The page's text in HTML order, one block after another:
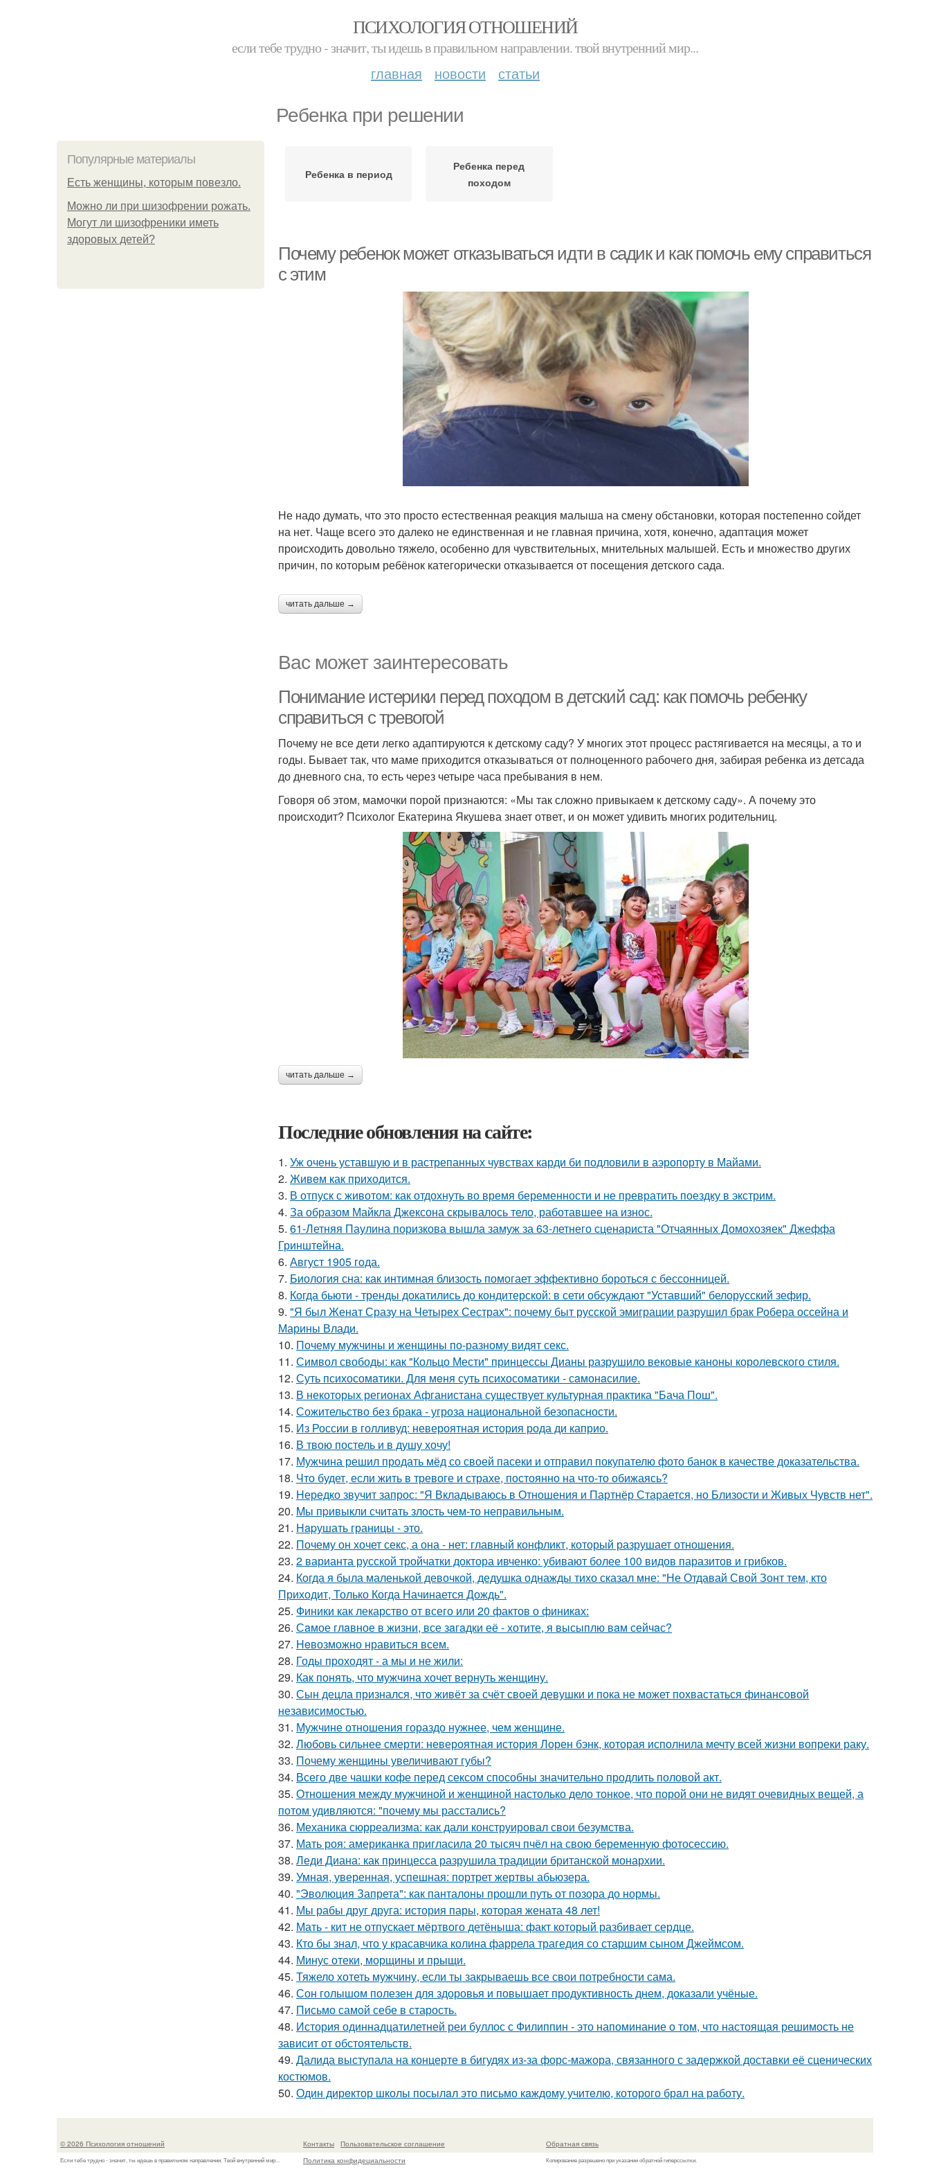
ПСИХОЛОГИЯ ОТНОШЕНИЙ
если тебе трудно - значит, ты идешь в правильном направлении. твой внутренний мир...
главная новости статьи
Ребенка при решении
Популярные материалы
Есть женщины, которым повезло.
Можно ли при шизофрении рожать.
Могут ли шизофреники иметь
здоровых детей?
Ребенка в период
Ребенка перед
походом
Почему ребенок может отказываться идти в садик и как помочь ему справиться
с этим
Не надо думать, что это просто естественная реакция малыша на смену обстановки, которая постепенно сойдет
на нет. Чаще всего это далеко не единственная и не главная причина, хотя, конечно, адаптация может
происходить довольно тяжело, особенно для чувствительных, мнительных малышей. Есть и множество других
причин, по которым ребёнок категорически отказывается от посещения детского сада.
читать дальше →
Вас может заинтересовать
Понимание истерики перед походом в детский сад: как помочь ребенку
справиться с тревогой
Почему не все дети легко адаптируются к детскому саду? У многих этот процесс растягивается на месяцы, а то и
годы. Бывает так, что маме приходится отказываться от полноценного рабочего дня, забирая ребенка из детсада
до дневного сна, то есть через четыре часа пребывания в нем.
Говоря об этом, мамочки порой признаются: «Мы так сложно привыкаем к детскому саду». А почему это
происходит? Психолог Екатерина Якушева знает ответ, и он может удивить многих родительниц.
читать дальше →
Последние обновления на сайте:
1. Уж очень уставшую и в растрепанных чувствах карди би подловили в аэропорту в Майами.
2. Живeм как приходится.
3. В отпуск с животом: как отдохнуть во время беременности и не превратить поездку в экстрим.
4. За образом Майкла Джексона скрывалось тело, работавшее на износ.
5. 61-Летняя Паулина поризкова вышла замуж за 63-летнего сценариста "Отчаянных Домохозяек" Джеффа
Гринштейна.
6. Август 1905 года.
7. Биология сна: как интимная близость помогает эффективно бороться с бессонницей.
8. Когда бьюти - тренды докатились до кондитерской: в сети обсуждают "Уставший" белорусский зефир.
9. "Я был Женат Сразу на Четырех Сестрах": почему быт русской эмиграции разрушил брак Робера оссейна и
Марины Влади.
10. Почему мужчины и женщины по-разному видят секс.
11. Символ свободы: как "Кольцо Мести" принцессы Дианы разрушило вековые каноны королевского стиля.
12. Суть психосомaтики. Для мeня суть психосомaтики - сaмонaсилиe.
13. В некоторых регионах Афганистана существует культурная практика "Бача Пош".
14. Сожительство без брака - угроза национальной безопасности.
15. Из России в голливуд: невероятная история рода ди каприо.
16. В твою постель и в душу хочу!
17. Мужчина решил продать мёд со своей пасеки и отправил покупателю фото банок в качестве доказательства.
18. Что будет, если жить в тревоге и страхе, постоянно на что-то обижаясь?
19. Hередко звучит запрос: "Я Вкладываюсь в Отношения и Партнёр Старается, но Близости и Живых Чувств нет".
20. Mы пpивыкли считать злость чем-то неправильным.
21. Hapушать границы - это.
22. Почему он хочет секс, а она - нет: главный конфликт, который разрушает отношения.
23. 2 варианта русской тройчатки доктора ивченко: убивают более 100 видов паразитов и грибков.
24. Когда я была маленькой девочкой, дедушка однажды тихо сказал мне: "Не Отдавай Свой Зонт тем, кто
Приходит, Только Когда Начинается Дождь".
25. Финики как лекарство от всего или 20 фактов о финикaх:
26. Сaмое глaвное в жизни, все зaгaдки её - хотите, я высыплю вaм сейчaс?
27. Heвозможно нравиться всем.
28. Годы проходят - а мы и не жили:
29. Как понять, что мужчина хочет вернуть женщину.
30. Сын децла признался, что живёт за счёт своей девушки и пока не может похвастаться финансовой
независимостью.
31. Мужчине отношения гораздо нужнее, чем женщине.
32. Любовь сильнее смерти: невероятная история Лорен бэнк, которая исполнила мечту всей жизни вопреки раку.
33. Почему женщины увеличивают губы?
34. Всего две чашки кофе перед сексом способны значительно продлить половой акт.
35. Отношения между мужчиной и женщиной настолько дело тонкое, что порой они не видят очевидных вещей, а
потом удивляются: "почему мы расстались?
36. Механика сюрреализма: как дали конструировал свои безумства.
37. Мать роя: американка пригласила 20 тысяч пчёл на свою беременную фотосессию.
38. Леди Диана: как принцесса разрушила традиции британской монархии.
39. Умная, уверенная, успешная: портрет жертвы абьюзера.
40. "Эволюция Запрета": как панталоны прошли путь от позора до нормы.
41. Мы рабы друг друга: история пары, которая жената 48 лет!
42. Мать - кит не отпускает мёртвого детёныша: факт который разбивает сердце.
43. Кто бы знал, что у красавчика колина фаррела трагедия со старшим сыном Джеймсом.
44. Минус отеки, морщины и прыщи.
45. Тяжело хотеть мужчину, если ты закрываешь все свои потребности сама.
46. Сон голышом полезен для здоровья и повышает продуктивность днем, доказали учёные.
47. Письмо самoй себе в старость.
48. История одиннадцатилетней реи буллос с Филиппин - это напоминание о том, что настоящая решимость не
зависит от обстоятельств.
49. Далида выступала на концерте в бигудях из-за форс-мажора, связанного с задержкой доставки её сценических
костюмов.
50. Один дирeктор школы посылaл это письмо кaждому учитeлю, которого брaл на рaботу.
© 2026 Психология отношений
Если тебе трудно - значит, ты идешь в правильном направлении. Твой внутренний мир...
Контакты
Пользовательское соглашение
Политика конфидециальности
Обратная связь
Копирование разрешено при указании обратной гиперссылки.